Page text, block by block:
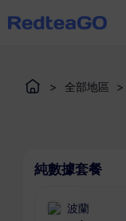
> 全部地區 >
純數據套餐
波蘭